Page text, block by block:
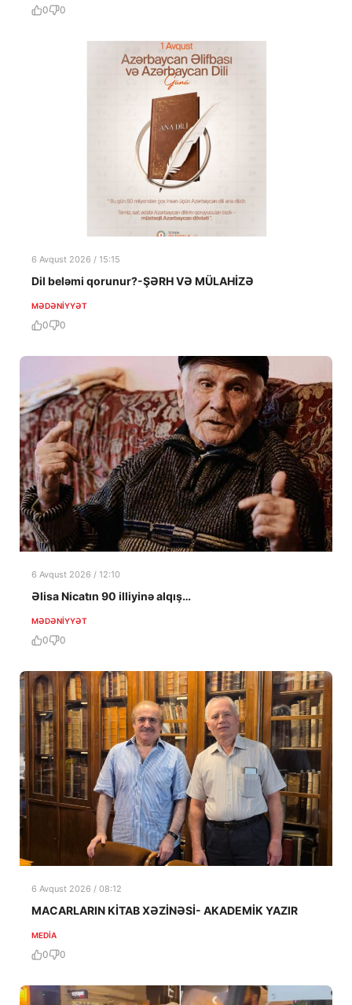
0 0
6 Avqust 2026 / 15:15
Dil beləmi qorunur?-ŞƏRH VƏ MÜLAHİZƏ
MƏDƏNIYYƏT
0 0
6 Avqust 2026 / 12:10
Əlisa Nicatın 90 illiyinə alqış…
MƏDƏNIYYƏT
0 0
6 Avqust 2026 / 08:12
MACARLARIN KİTAB XƏZİNƏSİ- AKADEMİK YAZIR
MEDİA
0 0